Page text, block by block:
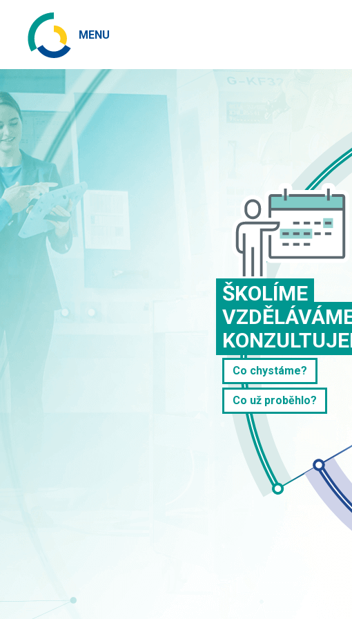
MENU
ŠKOLÍME
Co chystáme?
Co už proběhlo?